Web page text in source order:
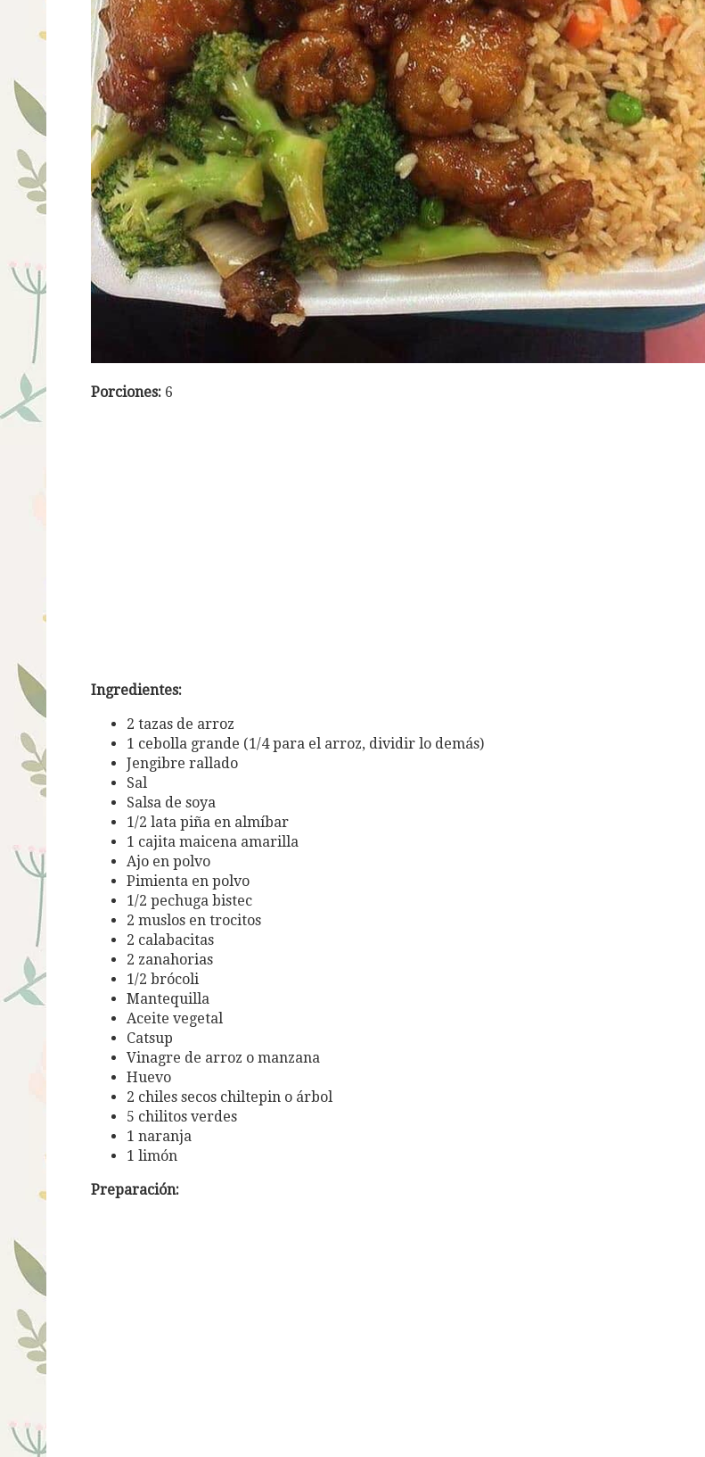
Porciones: 6
Ingredientes:
2 tazas de arroz
1 cebolla grande (1/4 para el arroz, dividir lo demás)
Jengibre rallado
Sal
Salsa de soya
1/2 lata piña en almíbar
1 cajita maicena amarilla
Ajo en polvo
Pimienta en polvo
1/2 pechuga bistec
2 muslos en trocitos
2 calabacitas
2 zanahorias
1/2 brócoli
Mantequilla
Aceite vegetal
Catsup
Vinagre de arroz o manzana
Huevo
2 chiles secos chiltepin o árbol
5 chilitos verdes
1 naranja
1 limón
Preparación: